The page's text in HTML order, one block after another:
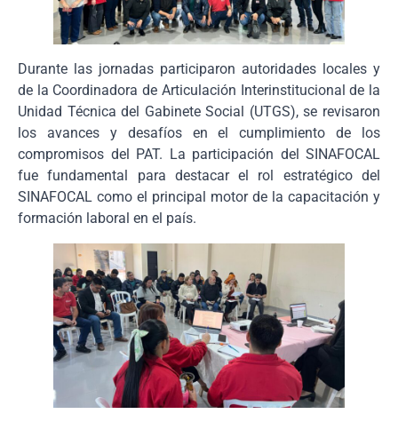
Durante las jornadas participaron autoridades locales y
de la Coordinadora de Articulación Interinstitucional de la
Unidad Técnica del Gabinete Social (UTGS), se revisaron
los avances y desafíos en el cumplimiento de los
compromisos del PAT. La participación del SINAFOCAL
fue fundamental para destacar el rol estratégico del
SINAFOCAL como el principal motor de la capacitación y
formación laboral en el país.